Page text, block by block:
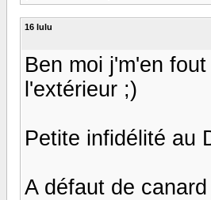
16 lulu
Ben moi j'm'en
l'extérieur ;)
Petite infidélité au
A défaut de